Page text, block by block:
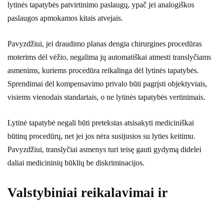
lytinės tapatybės patvirtinimo paslaugų, ypač jei analogiškos
paslaugos apmokamos kitais atvejais.
Pavyzdžiui, jei draudimo planas dengia chirurgines procedūras
moterims dėl vėžio, negalima jų automatiškai atmesti translyčiams
asmenims, kuriems procedūra reikalinga dėl lytinės tapatybės.
Sprendimai dėl kompensavimo privalo būti pagrįsti objektyviais,
visiems vienodais standartais, o ne lytinės tapatybės vertinimais.
Lytinė tapatybė negali būti pretekstas atsisakyti mediciniškai
būtinų procedūrų, net jei jos nėra susijusios su lyties keitimu.
Pavyzdžiui, translyčiai asmenys turi teisę gauti gydymą didelei
daliai medicininių būklių be diskriminacijos.
Valstybiniai reikalavimai ir